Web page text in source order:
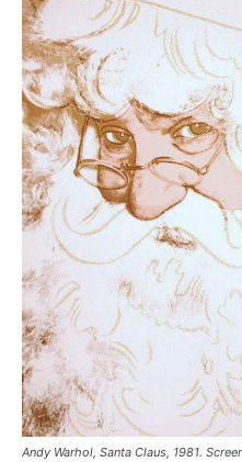
Andy Warhol, Santa Claus, 1981.